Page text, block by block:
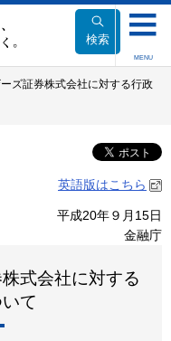
検索
MENU
ズ証券株式会社に対する行政
英語版はこちら
平成20年９月15日
金融庁
式会社に対する
て